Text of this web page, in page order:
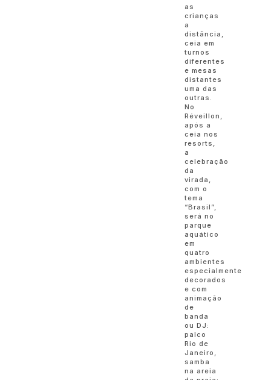
as
crianças
a
distância,
ceia em
turnos
diferentes
e mesas
distantes
uma das
outras.
No
Réveillon,
após a
ceia nos
resorts,
a
celebração
da
virada,
com o
tema
“Brasil”,
será no
parque
aquático
em
quatro
ambientes
especialmente
decorados
e com
animação
de
banda
ou DJ:
palco
Rio de
Janeiro,
samba
na areia